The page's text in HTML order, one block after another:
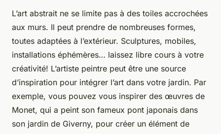
L’art abstrait ne se limite pas à des toiles accrochées
aux murs. Il peut prendre de nombreuses formes,
toutes adaptées à l’extérieur. Sculptures, mobiles,
installations éphémères… laissez libre cours à votre
créativité! L’artiste peintre peut être une source
d’inspiration pour intégrer l’art dans votre jardin. Par
exemple, vous pouvez vous inspirer des œuvres de
Monet, qui a peint son fameux pont japonais dans
son jardin de Giverny, pour créer un élément de